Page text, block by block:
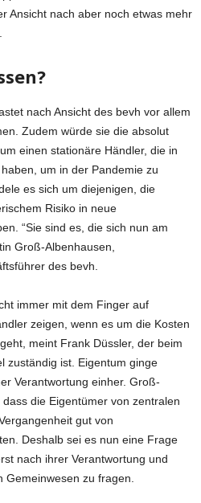
Ansicht nach aber noch etwas mehr
nach Ansicht des bevh vor allem
Zudem würde sie die absolut
einen stationäre Händler, die in
um in der Pandemie zu
es sich um diejenigen, die
Risiko in neue
“Sie sind es, die sich nun am
Groß-Albenhausen,
des bevh.
immer mit dem Finger auf
zeigen, wenn es um die Kosten
meint Frank Düssler, der beim
zuständig ist. Eigentum ginge
Verantwortung einher. Groß-
die Eigentümer von zentralen
gut von
Deshalb sei es nun eine Frage
nach ihrer Verantwortung und
zu fragen.